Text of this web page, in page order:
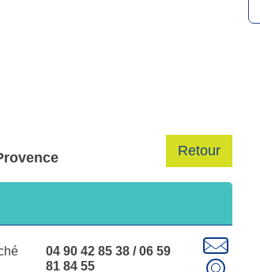
Retour
04 90 42 85 38 / 06 59
81 84 55